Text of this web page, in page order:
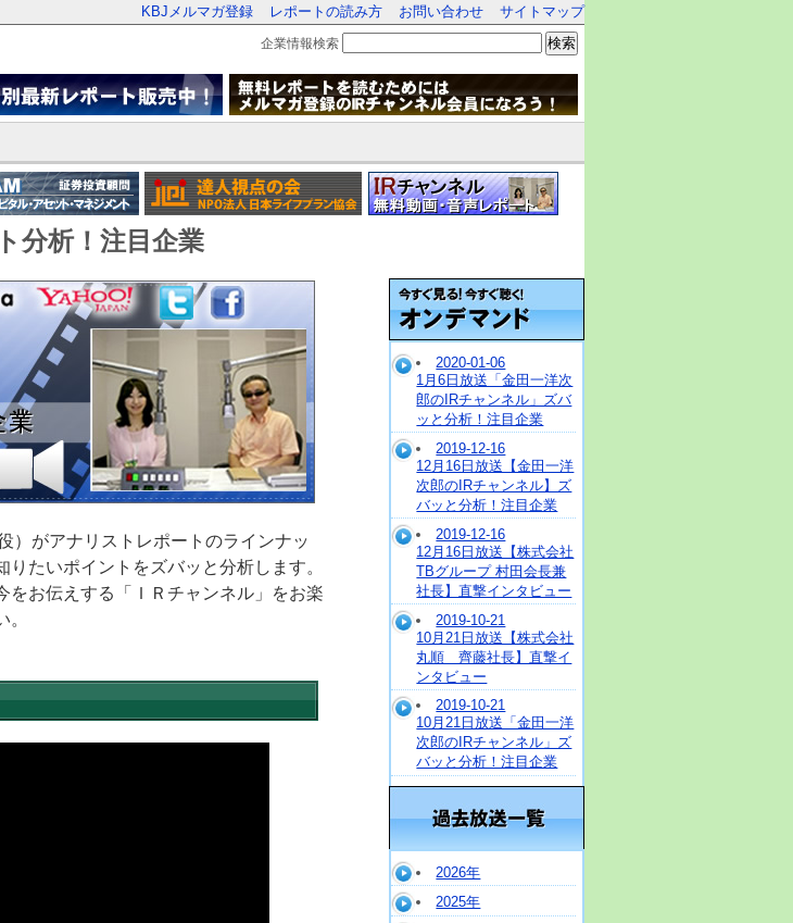
KBJメルマガ登録 レポートの読み方 お問い合わせ サイトマップ
企業情報検索 検索
分析！注目企業
）がアナリストレポートのラインナッ
たいポイントをズバッと分析します。
をお伝えする「ＩＲチャンネル」をお楽
2020-01-06
1月6日放送「金田一洋次
郎のIRチャンネル」ズバ
ッと分析！注目企業
2019-12-16
12月16日放送【金田一洋
次郎のIRチャンネル】ズ
バッと分析！注目企業
2019-12-16
12月16日放送【株式会社
TBグループ 村田会長兼
社長】直撃インタビュー
2019-10-21
10月21日放送【株式会社
丸順 齊藤社長】直撃イ
ンタビュー
2019-10-21
10月21日放送「金田一洋
次郎のIRチャンネル」ズ
バッと分析！注目企業
2026年
2025年